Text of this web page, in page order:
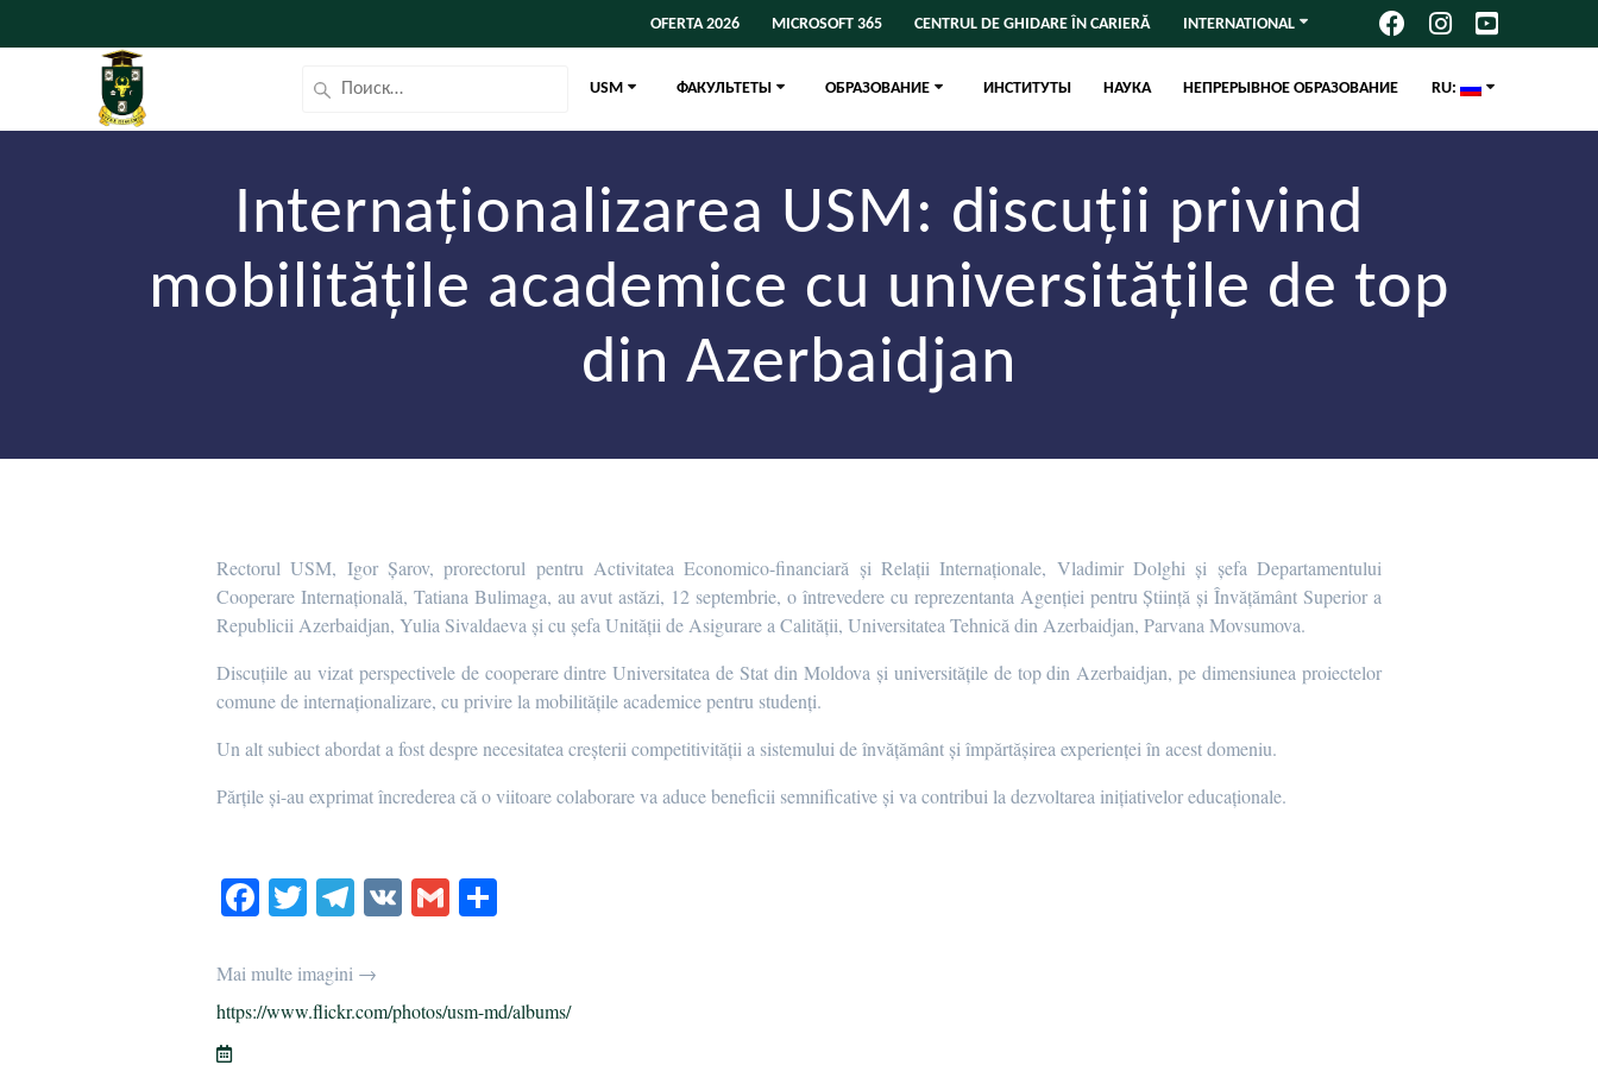
OFERTA 2026 MICROSOFT 365 CENTRUL DE GHIDARE ÎN CARIERĂ INTERNATIONAL
USM ФАКУЛЬТЕТЫ ОБРАЗОВАНИЕ ИНСТИТУТЫ НАУКА НЕПРЕРЫВНОЕ ОБРАЗОВАНИЕ RU:
Internaționalizarea USM: discuții privind
mobilitățile academice cu universitățile de top
din Azerbaidjan
Rectorul USM, Igor Șarov, prorectorul pentru Activitatea Economico-financiară și Relații Internaționale, Vladimir Dolghi și șefa Departamentului
Cooperare Internațională, Tatiana Bulimaga, au avut astăzi, 12 septembrie, o întrevedere cu reprezentanta Agenției pentru Știință și Învățământ Superior a
Republicii Azerbaidjan, Yulia Sivaldaeva și cu șefa Unității de Asigurare a Calității, Universitatea Tehnică din Azerbaidjan, Parvana Movsumova.
Discuțiile au vizat perspectivele de cooperare dintre Universitatea de Stat din Moldova și universitățile de top din Azerbaidjan, pe dimensiunea proiectelor
comune de internaționalizare, cu privire la mobilitățile academice pentru studenți.
Un alt subiect abordat a fost despre necesitatea creșterii competitivității a sistemului de învățământ și împărtășirea experienței în acest domeniu.
Părțile și-au exprimat încrederea că o viitoare colaborare va aduce beneficii semnificative și va contribui la dezvoltarea inițiativelor educaționale.
Fa
bo
ok
T
tte
r
Te
gr
a
V G
а
Mai multe imagini →
https://www.flickr.com/photos/usm-md/albums/